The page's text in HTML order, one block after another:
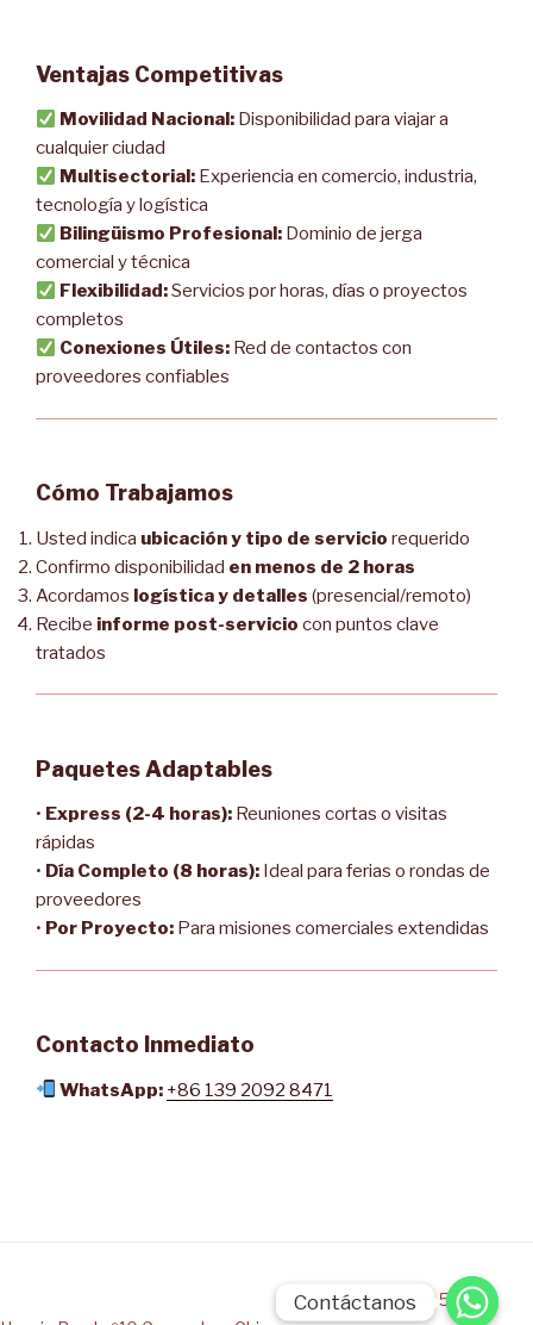
Ventajas Competitivas
Movilidad Nacional: Disponibilidad para viajar a
cualquier ciudad
Multisectorial: Experiencia en comercio, industria,
tecnología y logística
Bilingüismo Profesional: Dominio de jerga
comercial y técnica
Flexibilidad:Servicios por horas, días o proyectos
completos
Conexiones Útiles: Red de contactos con
proveedores confiables
Cómo Trabajamos
Usted indica ubicación y tipo de servicio requerido
Confirmo disponibilidad en menos de 2 horas
Acordamos logística y detalles (presencial/remoto)
Recibe informe post-servicio con puntos clave
tratados
Paquetes Adaptables
• Express (2-4 horas): Reuniones cortas o visitas
rápidas
• Día Completo (8 horas): Ideal para ferias o rondas de
proveedores
• Por Proyecto: Para misiones comerciales extendidas
Contacto Inmediato
WhatsApp: +86 139 2092 8471
EN GUANGZHOU CHINAOficina 501, 5ª
Contáctanos
Contáctanos